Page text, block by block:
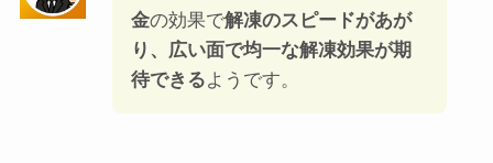
施されているのが見られます。